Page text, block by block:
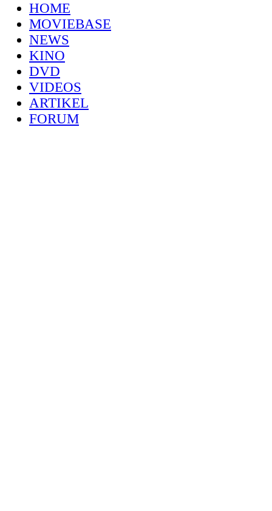
HOME
MOVIEBASE
NEWS
KINO
DVD
VIDEOS
ARTIKEL
FORUM